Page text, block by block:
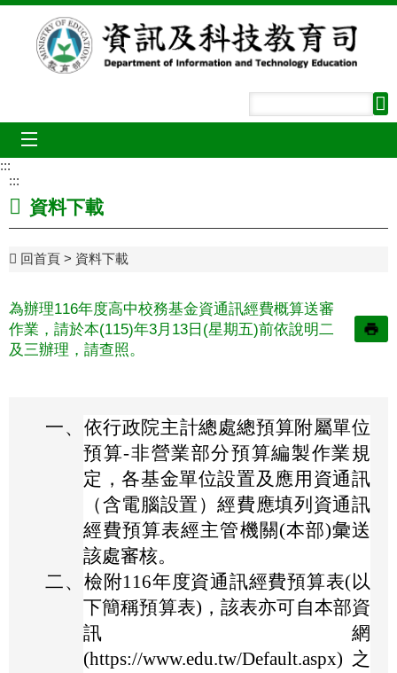
跳到主要內容區塊
:::
:::
資料下載
回首頁 資料下載
為辦理116年度高中校務基金資通訊經費概算送審
作業，請於本(115)年3月13日(星期五)前依說明二
及三辦理，請查照。
一、 依行政院主計總處總預算附屬單位
預算-非營業部分預算編製作業規
定，各基金單位設置及應用資通訊
（含電腦設置）經費應填列資通訊
經費預算表經主管機關(本部)彙送
該處審核。
二、 檢附116年度資通訊經費預算表(以
下簡稱預算表)，該表亦可自本部資
訊網
(https://www.edu.tw/Default.aspx)之